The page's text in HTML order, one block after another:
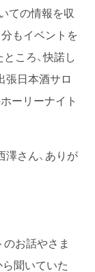
ての情報を収
もイベントを
ころ、快諾し
張日本酒サロ
ーリーナイト
澤さん、ありが
お話やさま
聞いていた